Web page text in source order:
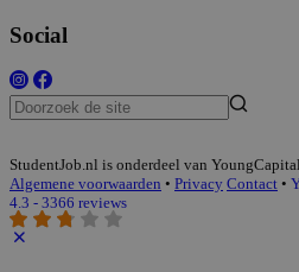
Social
StudentJob.nl is onderdeel van
Algemene voorwaarden • Privacy Contact •
4.3 - 3366 reviews